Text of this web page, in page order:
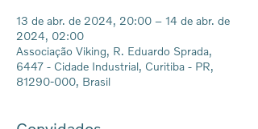
13 de abr. de 2024, 20:00 – 14 de abr. de
2024, 02:00
Associação Viking, R. Eduardo Sprada,
6447 - Cidade Industrial, Curitiba - PR,
81290-000, Brasil